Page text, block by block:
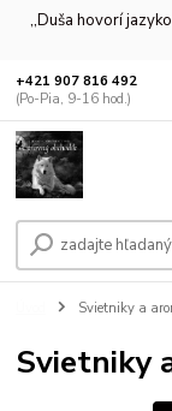
,,Duša hovorí
+421 907 816 492
(Po-Pia, 9-16 hod.)
Svietniky a
Svietniky